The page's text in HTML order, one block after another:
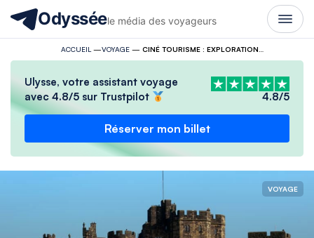
Odysséele média des voyageurs
ACCUEIL —VOYAGE—
Ulysse, votre assistant voyage
avec 4.8/5 sur Trustpilot
4.8/5
Réserver mon billet
VOYAGE